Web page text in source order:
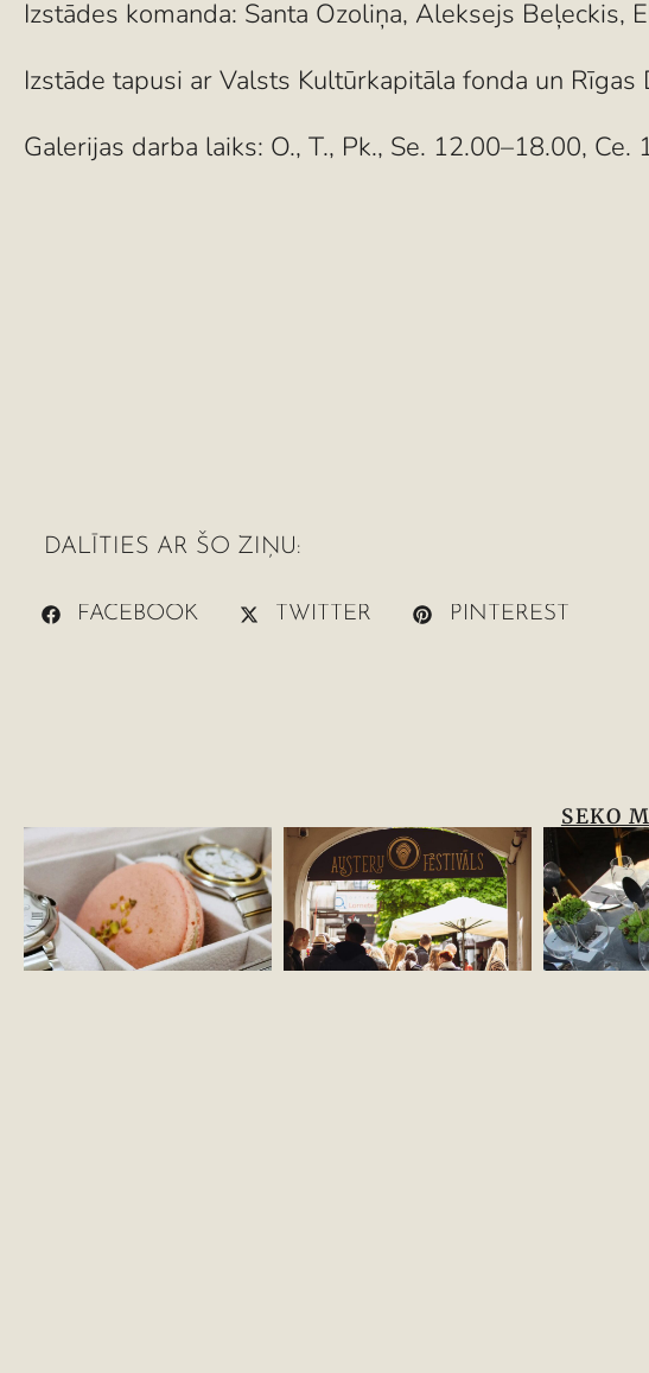
Izstādes komanda: Santa Ozoliņa, Aleksejs
Izstāde tapusi ar Valsts Kultūrkapitāla fonda un Rīgas
Galerijas darba laiks: O., T., Pk., Se. 12.00–18.00, Ce.
DALĪTIES AR ŠO ZIŅU:
FACEBOOK TWITTER PINTEREST
SEKO